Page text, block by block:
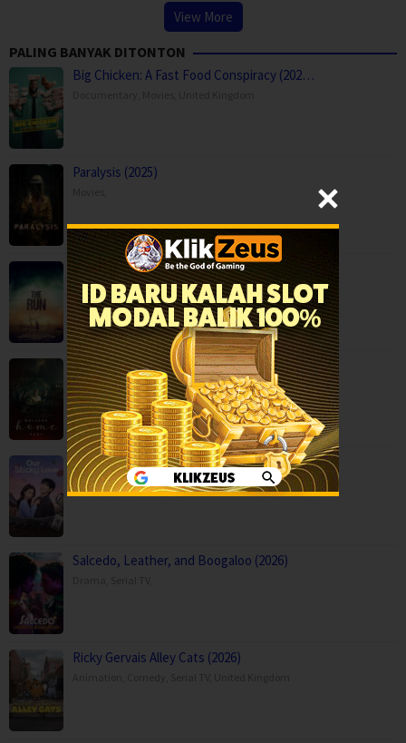
View More
PALING BANYAK DITONTON
Big Chicken: A Fast Food Conspiracy (202…
Paralysis (2025)
The Run (2025)
Action,Movies ,Science Fiction, Thriller ,Australia
Welcome Home Baby (2025)
Horror,Movies,Austria,Germany
Our Sticky Love (2026)
BOX OFFICE,Comedy,Drama,Serial TV,Korea
Salcedo, Leather, and Boogaloo (2026)
Ricky Gervais Alley Cats (2026)